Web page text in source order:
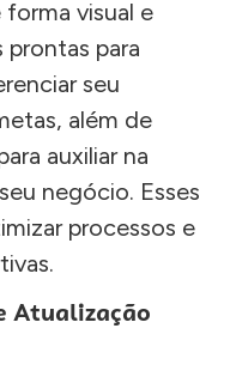
visual e
para
seu
além de
auxiliar na
negócio. Esses
processos e
Atualização